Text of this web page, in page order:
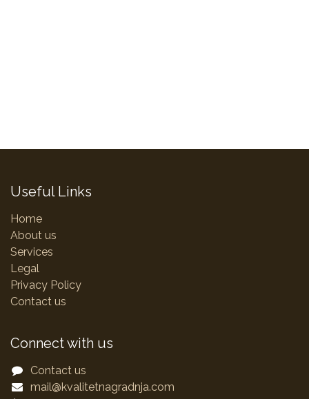
Useful Links
Home
About us
Services
Legal
Privacy Policy
Contact us
Connect with us
Contact us
mail@kvalitetnagradnja.com